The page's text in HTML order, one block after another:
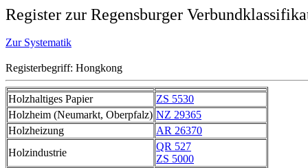
Register zur Regensburger
Zur Systematik
Registerbegriff: Hongkong
Holzhaltiges Papier
ZS 5530
Holzheim (Neumarkt, Oberpfalz) NZ 29365
Holzheizung
AR 26370
Holzindustrie
QR 527
ZS 5000